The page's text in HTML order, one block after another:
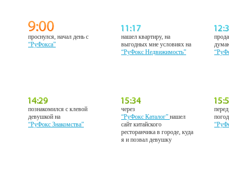
проснулся, начал день с
“РуФокса”
нашел квартиру, на
выгодных мне условиях на
“РуФокс Недвижимость”
познакомился с клевой
девушкой на
“РуФокс Знакомства”
через
“РуФокс Каталог”нашел
сайт китайского
ресторанчика в городе, куда
я и позвал девушку